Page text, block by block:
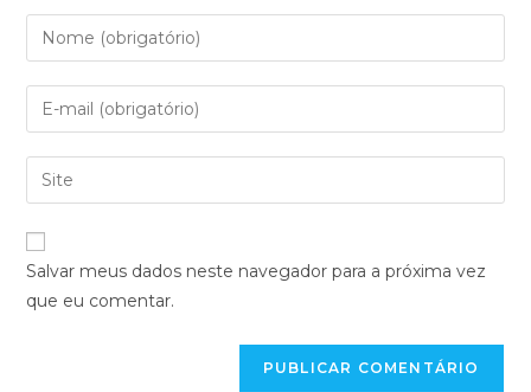
Salvar meus dados neste navegador para a próxima vez
que eu comentar.